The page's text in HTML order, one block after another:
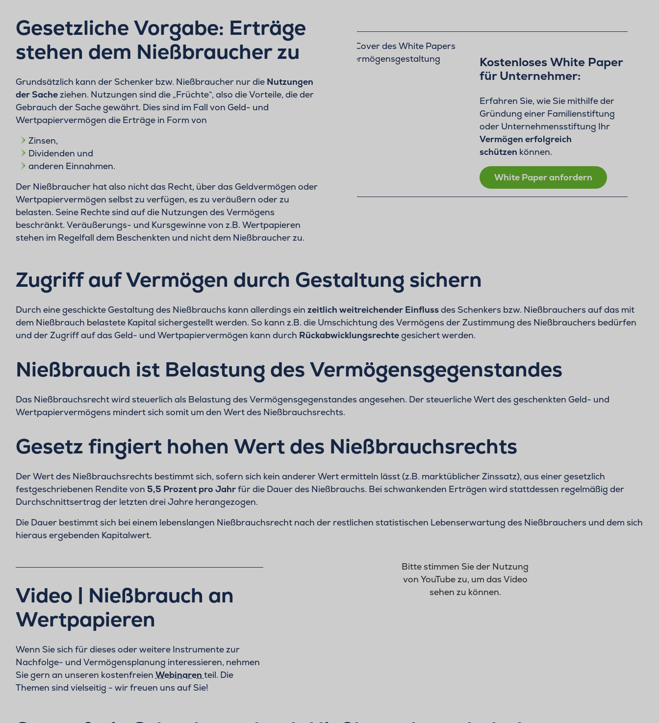
Gesetzliche Vorgabe: Erträge
stehen dem Nießbraucher zu
Grundsätzlich kann der Schenker bzw. Nießbraucher nur die Nutzungen
der Sacheziehen. Nutzungen sind die „Früchte“, also die Vorteile, die der
Gebrauch der Sache gewährt. Dies sind im Fall von Geld- und
Wertpapiervermögen die Erträge in Form von
Zinsen,
Dividenden und
anderen Einnahmen.
Der Nießbraucher hat also nicht das Recht, über das Geldvermögen oder
Wertpapiervermögen selbst zu verfügen, es zu veräußern oder zu
belasten. Seine Rechte sind auf die Nutzungen des Vermögens
beschränkt. Veräußerungs- und Kursgewinne von z.B. Wertpapieren
stehen im Regelfall dem Beschenkten und nicht dem Nießbraucher zu.
Kostenloses White Paper
für Unternehmer:
Erfahren Sie, wie Sie mithilfe der
Gründung einer Familienstiftung
oder Unternehmensstiftung Ihr
Vermögen erfolgreich
schützen können.
White Paper anfordern
Zugriff auf Vermögen durch Gestaltung sichern
Durch eine geschickte Gestaltung des Nießbrauchs kann allerdings ein zeitlich weitreichender Einflussdes Schenkers bzw. Nießbrauchers auf das mit
dem Nießbrauch belastete Kapital sichergestellt werden. So kann z.B. die Umschichtung des Vermögens der Zustimmung des Nießbrauchers bedürfen
und der Zugriff auf das Geld- und Wertpapiervermögen kann durch Rückabwicklungsrechtegesichert werden.
Nießbrauch ist Belastung des Vermögensgegenstandes
Das Nießbrauchsrecht wird steuerlich als Belastung des Vermögensgegenstandes angesehen. Der steuerliche Wert des geschenkten Geld- und
Wertpapiervermögens mindert sich somit um den Wert des Nießbrauchsrechts.
Gesetz fingiert hohen Wert des Nießbrauchsrechts
Der Wert des Nießbrauchsrechts bestimmt sich, sofern sich kein anderer Wert ermitteln lässt (z.B. marktüblicher Zinssatz), aus einer gesetzlich
festgeschriebenen Rendite von 5,5 Prozent pro Jahrfür die Dauer des Nießbrauchs. Bei schwankenden Erträgen wird stattdessen regelmäßig der
Durchschnittsertrag der letzten drei Jahre herangezogen.
Die Dauer bestimmt sich bei einem lebenslangen Nießbrauchsrecht nach der restlichen statistischen Lebenserwartung des Nießbrauchers und dem sich
hieraus ergebenden Kapitalwert.
Video | Nießbrauch an
Wertpapieren
Wenn Sie sich für dieses oder weitere Instrumente zur
Nachfolge- und Vermögensplanung interessieren, nehmen
Sie gern an unseren kostenfreien Webinaren teil. Die
Themen sind vielseitig - wir freuen uns auf Sie!
Bitte stimmen Sie der Nutzung
von YouTube zu, um das Video
sehen zu können.